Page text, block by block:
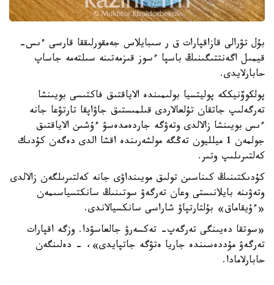
بۇل تۋرالى قازاقپارات ق ر سىبايلاس جەمقورلىققا قارسى ءىس-
قيمىل اگەنتتىگىنىڭ باسپا ءسوز قىزمەتىنە سىلتەمە جاساپ
حابارلايدى.
پولكوۆنيككە پوليتسيا بولىمىندە الاياقتىق فاكتىسى بويىنشا
تەرگەلىپ جاتقان تۇلعالاردى قىلمىستىق جاۋاپقا تارتۋعا جانە
ءىس بويىنشا زالالدى وتەۋگە جاردەمدەسۋ ءۇشىن الاياقتىق
جولمەن 1 ميلليون تەڭگە مولشەرىندە اقشا الدى دەگەن كۇدىك
كەلتىرىلىپ وتىر.
كۇدىكتىنىڭ كىناسىن تولىق مويىنداۋى جانە كەلتىرىلگەن زالالدى
وتەۋىنە بايلانىستى وعان تەرگەۋ سوتىنىڭ سانكتسياسىمەن
«ءۇيقاماق» بۇلتارتپاۋ شاراسى سانكسيالاندى.
«سوتقا دەيىنگى تەرگەپ- تەكسەرۋ جالعاسۋدا. وزگە اقپارات
تەرگەۋ مۇددەسىندە جاريا ەتۋگە جاتپايدى»، - دەلىنگەن
حابارلامادا.